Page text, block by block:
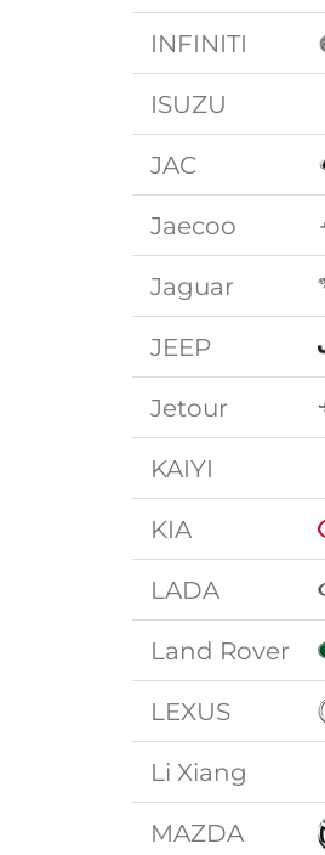
INFINITI
ISUZU
JAC
Jaecoo
Jaguar
JEEP
Jetour
KAIYI
KIA
LADA
Land Rover
LEXUS
Li Xiang
MAZDA